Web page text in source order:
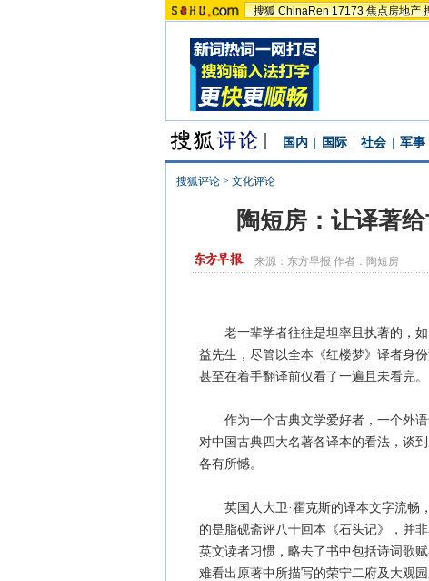
搜狐 ChinaRen 17173 焦点房地产
国内 国际 社会 军事
搜狐评论 > 文化评论
陶短房：让译著
来源： 东方早报 作者：陶短房
老一辈学者往往是坦率且执著的，如
益先生，尽管以全本《红楼梦》译者身
甚至在着手翻译前仅看了一遍且未看完。
作为一个古典文学爱好者，一个外语
对中国古典四大名著各译本的看法，谈
各有所憾。
英国人大卫·霍克斯的译本文字流畅
的是脂砚斋评八十回本《石头记》，并
英文读者习惯，略去了书中包括诗词歌
难看出原著中所描写的荣宁二府及大观